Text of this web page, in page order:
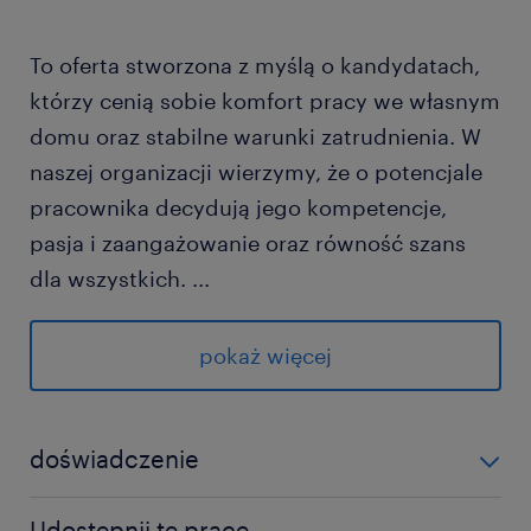
To oferta stworzona z myślą o kandydatach,
którzy cenią sobie komfort pracy we własnym
domu oraz stabilne warunki zatrudnienia. W
naszej organizacji wierzymy, że o potencjale
pracownika decydują jego kompetencje,
pasja i zaangażowanie oraz równość szans
dla wszystkich. ...
czyni starania na rzecz dostępności miejsc
pokaż więcej
doświadczenie